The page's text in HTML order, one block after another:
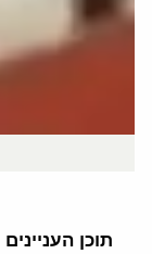
תוכן העניינים